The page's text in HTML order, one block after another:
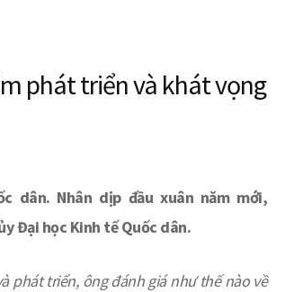
phát triển và khát vọng
dân. Nhân dịp đầu xuân năm mới,
Đại học Kinh tế Quốc dân.
phát triển, ôngđánh giá như thế nào về